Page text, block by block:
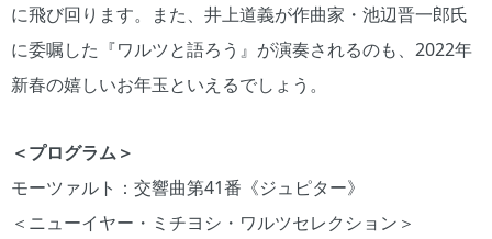
に飛び回ります。また、井上道義が作曲家・池辺晋一郎氏
に委嘱した『ワルツと語ろう』が演奏されるのも、2022年
新春の嬉しいお年玉といえるでしょう。
＜プログラム＞
モーツァルト：交響曲第41番《ジュピター》
＜ニューイヤー・ミチヨシ・ワルツセレクション＞